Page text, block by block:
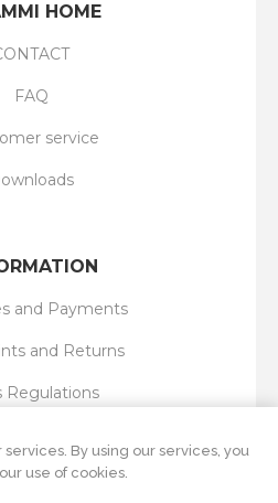
HOME
FAQ
service
and Payments
and Returns
Regulations
By using our services, you
use of cookies.